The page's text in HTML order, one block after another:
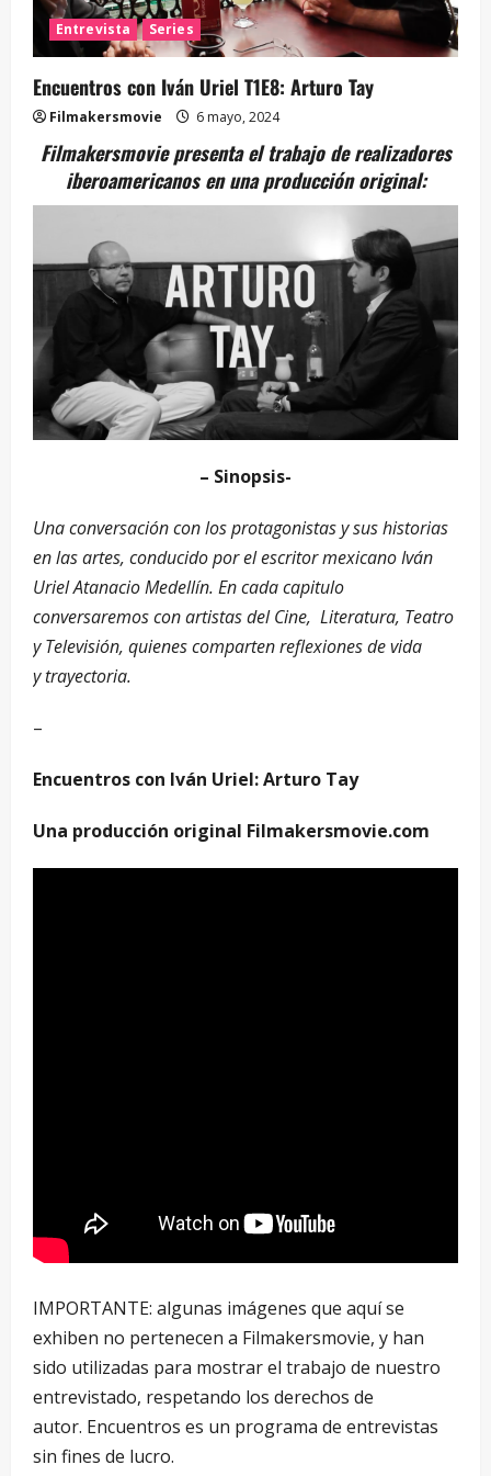
Entrevista Series
Encuentros con Iván Uriel T1E8: Arturo Tay
Filmakersmovie 6 mayo, 2024
Filmakersmovie presenta el trabajo de realizadores
iberoamericanos en una producción original:
– Sinopsis-
Una conversación con los protagonistas y sus historias
en las artes, conducido por el escritor mexicano Iván
Uriel Atanacio Medellín. En cada capitulo
conversaremos con artistas del Cine, Literatura, Teatro
y Televisión, quienes comparten reflexiones de vida
y trayectoria.
–
Encuentros con Iván Uriel: Arturo Tay
Una producción original Filmakersmovie.com
IMPORTANTE: algunas imágenes que aquí se
exhiben no pertenecen a Filmakersmovie, y han
sido utilizadas para mostrar el trabajo de nuestro
entrevistado, respetando los derechos de
autor. Encuentros es un programa de entrevistas
sin fines de lucro.